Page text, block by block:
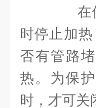
在使
时停止加
否有管路
热。为保
时，才可关